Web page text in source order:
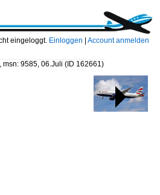
eingeloggt. Einloggen Account anmelden
msn: 9585, 06.Juli (ID 162661)